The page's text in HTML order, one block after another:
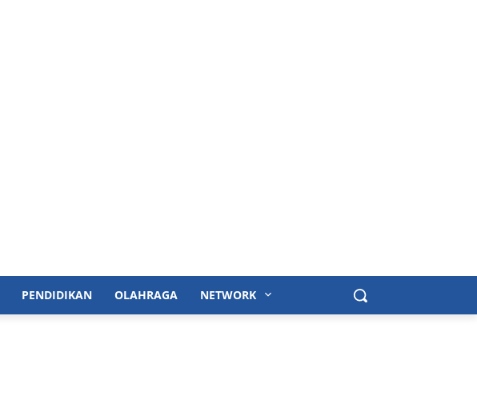
PENDIDIKAN OLAHRAGA NETWORK